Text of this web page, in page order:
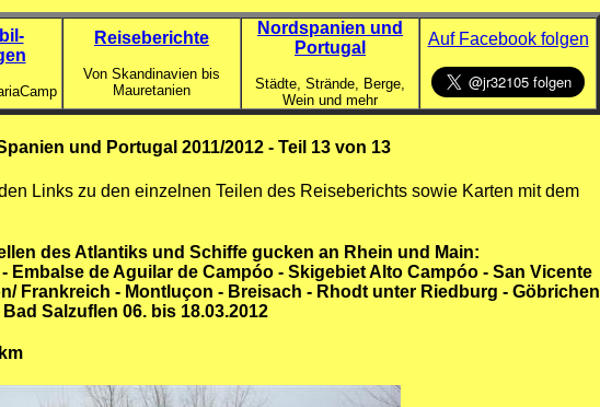
Reiseberichte
Von Skandinavien bis
Mauretanien
Nordspanien und
Portugal
Städte, Strände, Berge,
Wein und mehr
Auf Facebook folgen
und Portugal 2011/2012 - Teil 13 von 13
Links zu den einzelnen Teilen des Reiseberichts sowie Karten mit dem
des Atlantiks und Schiffe gucken an Rhein und Main:
Embalse de Aguilar de Campóo - Skigebiet Alto Campóo - San Vicente
Frankreich - Montluçon - Breisach - Rhodt unter Riedburg - Göbrichen
Salzuflen 06. bis 18.03.2012